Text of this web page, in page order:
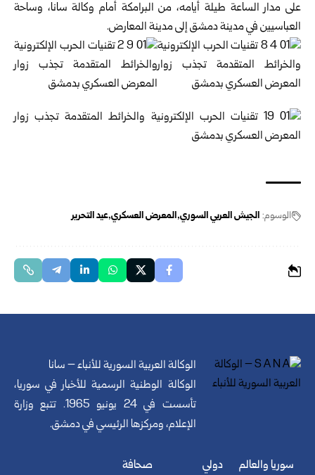
على مدار الساعة طيلة أيامه، من البرامكة أمام وكالة سانا، وساحة
العباسيين في مدينة دمشق إلى مدينة المعارض.
الوسوم: الجيش العربي السوري المعرض العسكري عيد التحرير
الوكالة العربية السورية للأنباء – سانا
الوكالة الوطنية الرسمية للأخبار في سوريا،
تأسست في 24 يونيو 1965. تتبع وزارة
الإعلام، ومركزها الرئيسي في دمشق.
سوريا والعالم دولي صحافة